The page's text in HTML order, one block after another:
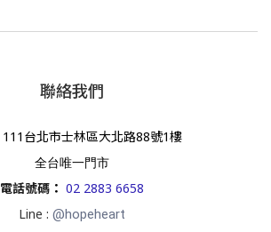
聯絡我們
111台北市士林區大北路88號1樓
全台唯一門市
電話號碼 ： 02 2883 6658
Line : @hopeheart